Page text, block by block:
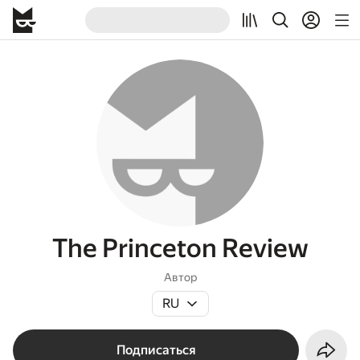
The Princeton Review
Автор
RU
Подписаться